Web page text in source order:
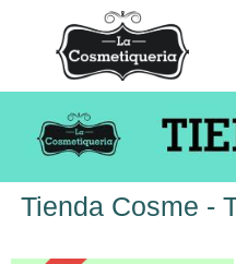
Tienda Cosme -